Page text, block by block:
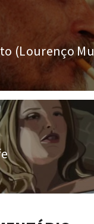
(Lourenço